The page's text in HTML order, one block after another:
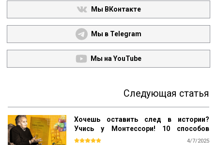
Мы ВКонтакте
Мы в Telegram
Мы на YouTube
Следующая статья
Хочешь оставить след в истории?
Учись у Монтессори! 10 способов
сохранить наследие
4/7/2025